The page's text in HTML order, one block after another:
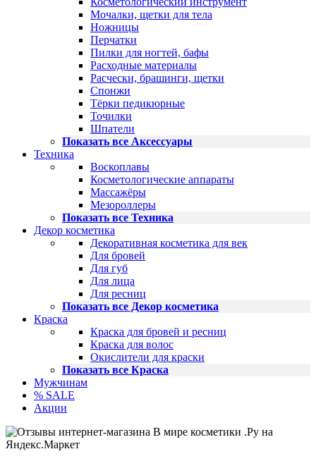
Мочалки, щетки для тела
Ножницы
Перчатки
Пилки для ногтей, бафы
Расходные материалы
Расчески, брашинги, щетки
Спонжи
Тёрки педикюрные
Точилки
Шпатели
Показать все Аксессуары
Техника
Воскоплавы
Косметологические аппараты
Массажёры
Мезороллеры
Показать все Техника
Декор косметика
Декоративная косметика для век
Для бровей
Для губ
Для лица
Для ресниц
Показать все Декор косметика
Краска
Краска для бровей и ресниц
Краска для волос
Окислители для краски
Показать все Краска
Мужчинам
% SALE
Акции